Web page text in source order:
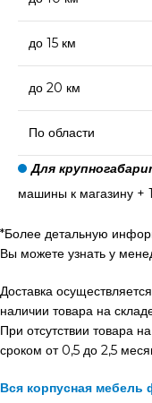
до 15 км
до 20 км
По области
Для
машины к магазину +
*Более детальную
Вы можете узнать у
Доставка
наличии товара на
При отсутствии товара
сроком от 0,5 до 2,5
Вся корпусная мебель